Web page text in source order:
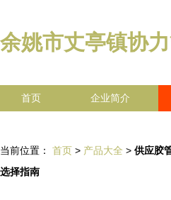
余姚市丈亭镇协
首页 企业简介
当前位置： 首页 > 产品大全 > 供应胶
选择指南